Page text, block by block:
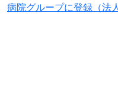
病院グループに登録（法